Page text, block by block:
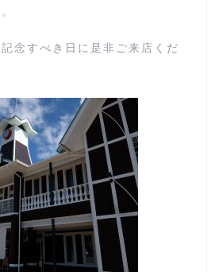
念すべき日に是非ご来店くだ